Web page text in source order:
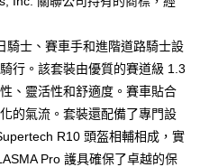
灣大哥大進項蒐集、處理及利用，
之確認、核對及更正。
https://oppay.tw/userRule
」之結帳頁面顯示為準，若有關於
關疑問，請聯繫「AFTEE先享後付
support/home
「AFTEE先享後付」服務完成之交
料，並將交易相關給付款項請求債
網址：
騎士、賽車手和進階道路騎士設
行。該套裝由優質的賽道級 1.3
、靈活性和舒適度。賽車貼合
的氣流。套裝還配備了專門設
R10 頭盔相輔相成，實
Pro 護具確保了卓越的保